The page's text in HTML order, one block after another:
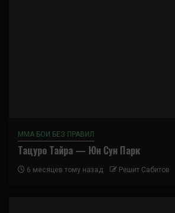
ММА БОИ БЕЗ ПРАВИЛ
Тацуро Тайра — Юн Сун Парк
6 месяцев тому назад Решит Сабитов